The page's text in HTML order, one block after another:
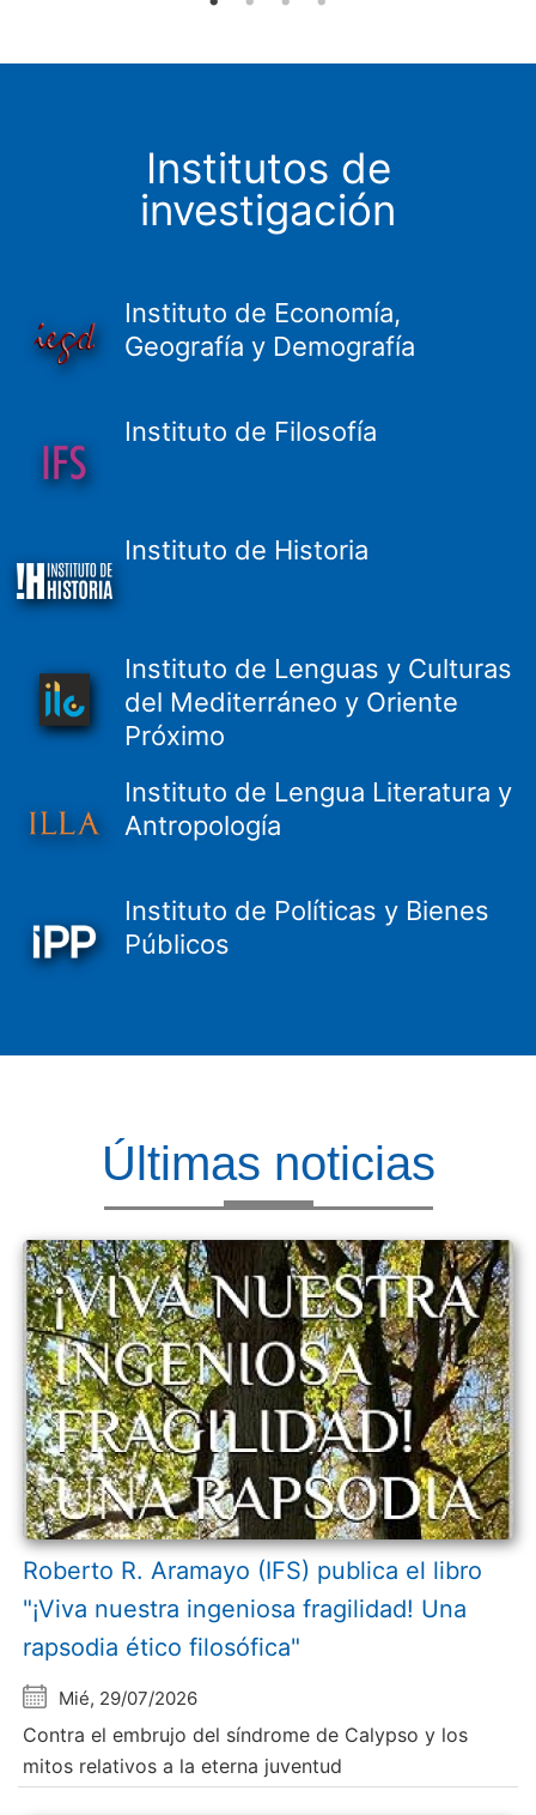
Institutos de
investigación
Instituto de Economía,
Geografía y Demografía
Instituto de Filosofía
Instituto de Historia
Instituto de Lenguas y Culturas
del Mediterráneo y Oriente
Próximo
Instituto de Lengua Literatura y
Antropología
Instituto de Políticas y Bienes
Públicos
Últimas noticias
Roberto R. Aramayo (IFS) publica el libro
"¡Viva nuestra ingeniosa fragilidad! Una
rapsodia ético filosófica"
Mié, 29/07/2026
Contra el embrujo del síndrome de Calypso y los
mitos relativos a la eterna juventud